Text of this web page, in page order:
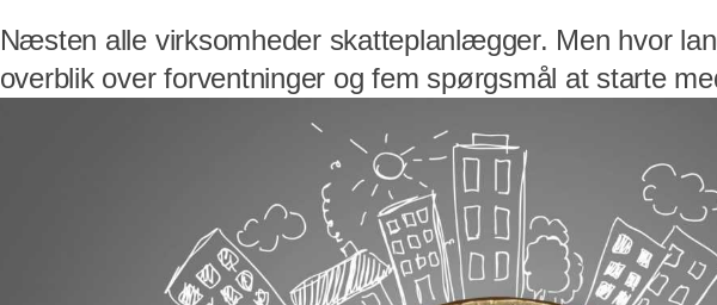
Næsten alle virksomheder skatteplanlægger. Men hvor
overblik over forventninger og fem spørgsmål at starte